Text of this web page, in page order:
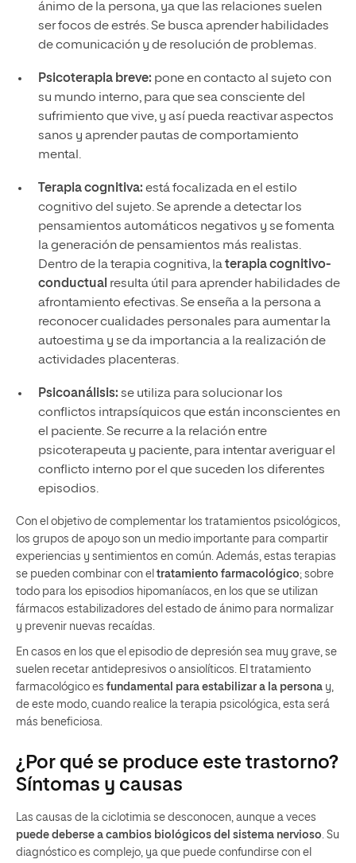
ánimo de la persona, ya que las relaciones suelen
ser focos de estrés. Se busca aprender habilidades
de comunicación y de resolución de problemas.
Psicoterapia breve: pone en contacto al sujeto con
su mundo interno, para que sea consciente del
sufrimiento que vive, y así pueda reactivar aspectos
sanos y aprender pautas de comportamiento
mental.
Terapia cognitiva: está focalizada en el estilo
cognitivo del sujeto. Se aprende a detectar los
pensamientos automáticos negativos y se fomenta
la generación de pensamientos más realistas.
Dentro de la terapia cognitiva, laterapia cognitivo-
conductual resulta útil para aprender habilidades de
afrontamiento efectivas. Se enseña a la persona a
reconocer cualidades personales para aumentar la
autoestima y se da importancia a la realización de
actividades placenteras.
Psicoanálisis: se utiliza para solucionar los
conflictos intrapsíquicos que están inconscientes en
el paciente. Se recurre a la relación entre
psicoterapeuta y paciente, para intentar averiguar el
conflicto interno por el que suceden los diferentes
episodios.
Con el objetivo de complementar los tratamientos psicológicos,
los grupos de apoyo son un medio importante para compartir
experiencias y sentimientos en común. Además, estas terapias
se pueden combinar con el tratamiento farmacológico; sobre
todo para los episodios hipomaníacos, en los que se utilizan
fármacos estabilizadores del estado de ánimo para normalizar
y prevenir nuevas recaídas.
En casos en los que el episodio de depresión sea muy grave, se
suelen recetar antidepresivos o ansiolíticos. El tratamiento
farmacológico es fundamental para estabilizar a la persona y,
de este modo, cuando realice la terapia psicológica, esta será
más beneficiosa.
¿Por qué se produce este trastorno?
Síntomas y causas
Las causas de la ciclotimia se desconocen, aunque a veces
puede deberse a cambios biológicos del sistema nervioso. Su
diagnóstico es complejo, ya que puede confundirse con el